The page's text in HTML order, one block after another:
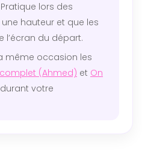
lors des
hauteur et que les
l’écran du départ.
même occasion les
(Ahmed) et On
durant votre